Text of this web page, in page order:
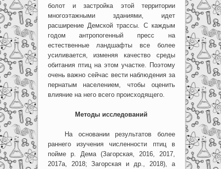
болот и застройка этой территории
многоэтажными зданиями, идет
расширение Демской трассы. С каждым
годом антропогенный пресс на
естественные ландшафты все более
усиливается, изменяя качество среды
обитания птиц на этом участке. Поэтому
очень важно сейчас вести наблюдения за
пернатым населением, чтобы оценить
влияние на него всего происходящего.
Методы исследований
На основании результатов более
раннего изучения численности птиц в
пойме р. Дема (Загорская, 2016, 2017,
2017а, 2018; Загорская и др., 2018), а